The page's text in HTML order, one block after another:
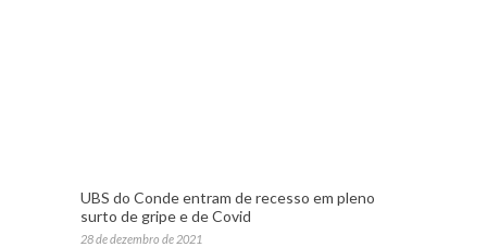
UBS do Conde entram de recesso em pleno
surto de gripe e de Covid
28 de dezembro de 2021